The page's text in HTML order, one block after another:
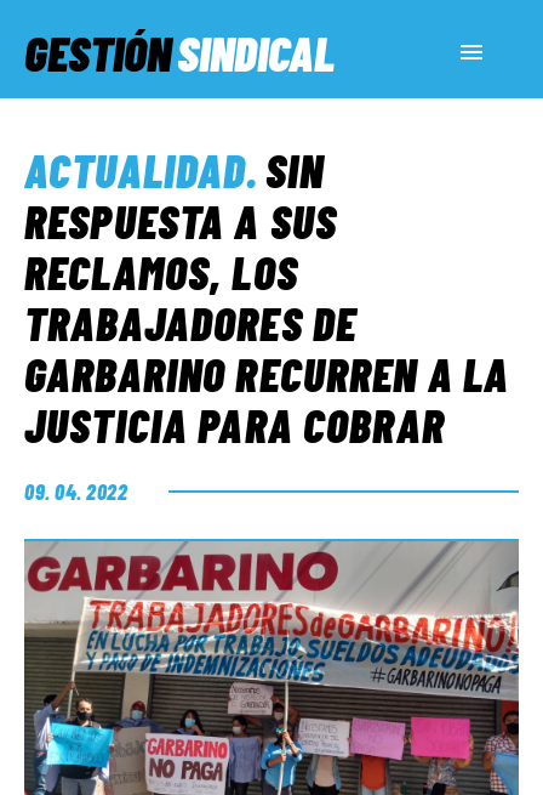
GESTIÓNSINDICAL
SERVICIOS SOCIALES
INFORMES ESPECIALES
FUERA DE MEGÁFONO
ACTUALIDAD.SIN
RESPUESTA A SUS
RECLAMOS, LOS
TRABAJADORES DE
GARBARINO RECURREN A LA
JUSTICIA PARA COBRAR
09. 04. 2022